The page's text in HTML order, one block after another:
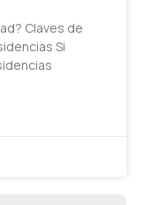
Claves de
Si